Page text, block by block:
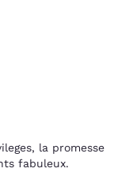
la promesse
fabuleux.